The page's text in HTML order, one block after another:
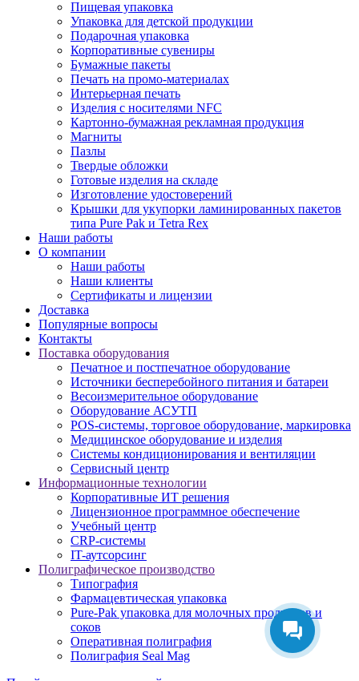
Пищевая упаковка
Упаковка для детской продукции
Подарочная упаковка
Корпоративные сувениры
Бумажные пакеты
Печать на промо-материалах
Интерьерная печать
Изделия с носителями NFC
Картонно-бумажная рекламная продукция
Магниты
Пазлы
Твердые обложки
Готовые изделия на складе
Изготовление удостоверений
Крышки для укупорки ламинированных пакетов
типа Pure Pak и Tetra Rex
Наши работы
О компании
Наши работы
Наши клиенты
Сертификаты и лицензии
Доставка
Популярные вопросы
Контакты
Поставка оборудования
Печатное и постпечатное оборудование
Источники бесперебойного питания и батареи
Весоизмерительное оборудование
Оборудование АСУТП
POS-системы, торговое оборудование, маркировка
Медицинское оборудование и изделия
Системы кондиционирования и вентиляции
Сервисный центр
Информационные технологии
Корпоративные ИТ решения
Лицензионное программное обеспечение
Учебный центр
CRP-системы
IT-аутсорсинг
Полиграфическое производство
Типография
Фармацевтическая упаковка
Pure-Pak упаковка для молочных продуктов и
соков
Оперативная полиграфия
Полиграфия Seal Mag